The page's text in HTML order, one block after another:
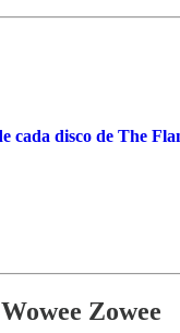
cada disco de The
Zowee